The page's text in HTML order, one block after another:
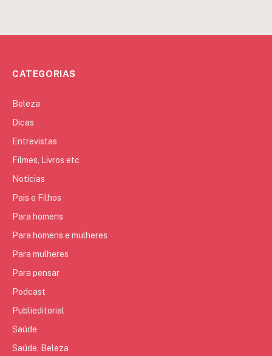
CATEGORIAS
Beleza
Dicas
Entrevistas
Filmes, Livros etc
Notícias
Pais e Filhos
Para homens
Para homens e mulheres
Para mulheres
Para pensar
Podcast
Publieditorial
Saúde
Saúde, Beleza